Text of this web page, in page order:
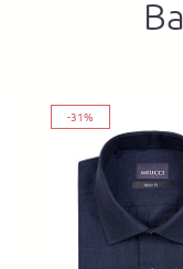
-31%